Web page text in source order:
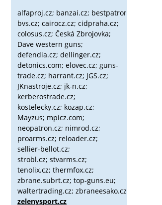
alfaproj.cz; banzai.cz; bestpatron.eu;
bvs.cz; cairocz.cz; cidpraha.cz;
colosus.cz; Česká Zbrojovka;
Dave western guns;
defendia.cz; dellinger.cz;
detonics.com; elovec.cz; guns-
trade.cz; harrant.cz; JGS.cz;
JKnastroje.cz; jk-n.cz;
kerberostrade.cz;
kostelecky.cz; kozap.cz;
Mayzus; mpicz.com;
neopatron.cz; nimrod.cz;
proarms.cz; reloader.cz;
sellier-bellot.cz;
strobl.cz; stvarms.cz;
tenolix.cz; thermfox.cz;
zbrane.subrt.cz; top-guns.eu;
waltertrading.cz; zbraneesako.cz;
zelenysport.cz